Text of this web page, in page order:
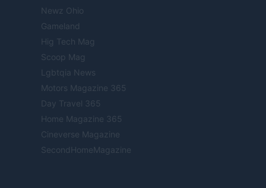
Newz Ohio
Gameland
Hig Tech Mag
Scoop Mag
Lgbtqia News
Motors Magazine 365
Day Travel 365
Home Magazine 365
Cineverse Magazine
SecondHomeMagazine